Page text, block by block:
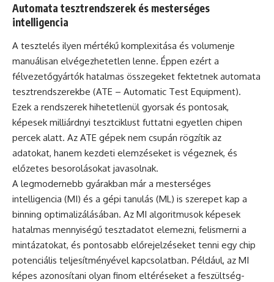
Automata tesztrendszerek és mesterséges
intelligencia
A tesztelés ilyen mértékű komplexitása és volumenje
manuálisan elvégezhetetlen lenne. Éppen ezért a
félvezetőgyártók hatalmas összegeket fektetnek automata
tesztrendszerekbe (ATE – Automatic Test Equipment).
Ezek a rendszerek hihetetlenül gyorsak és pontosak,
képesek milliárdnyi tesztciklust futtatni egyetlen chipen
percek alatt. Az ATE gépek nem csupán rögzítik az
adatokat, hanem kezdeti elemzéseket is végeznek, és
előzetes besorolásokat javasolnak.
A legmodernebb gyárakban már a mesterséges
intelligencia (MI) és a gépi tanulás (ML) is szerepet kap a
binning optimalizálásában. Az MI algoritmusok képesek
hatalmas mennyiségű tesztadatot elemezni, felismerni a
mintázatokat, és pontosabb előrejelzéseket tenni egy chip
potenciális teljesítményével kapcsolatban. Például, az MI
képes azonosítani olyan finom eltéréseket a feszültség-